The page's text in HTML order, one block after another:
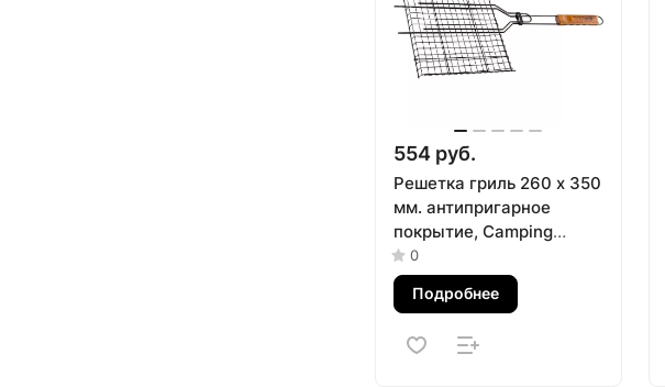
554 руб.
Решетка гриль 260 х 350
мм. антипригарное
покрытие, Camping
Palisad
0
Подробнее